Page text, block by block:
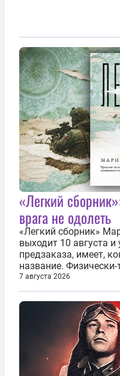
«Легкий
врага не одолеть
«Легкий сборник»
выходит 10 августа
предзаказа, имеет,
название.
относительно. Но
безотносительно
каждый из которых
основном —...
7 августа 2026